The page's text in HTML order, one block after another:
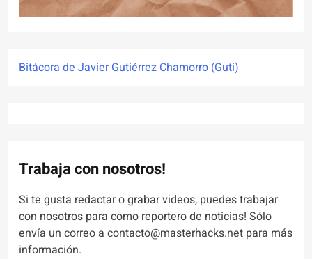
Bitácora de Javier Gutiérrez Chamorro (Guti)
Trabaja con nosotros!
Si te gusta redactar o grabar videos, puedes trabajar
con nosotros para como reportero de noticias! Sólo
envía un correo a contacto@masterhacks.net para más
información.